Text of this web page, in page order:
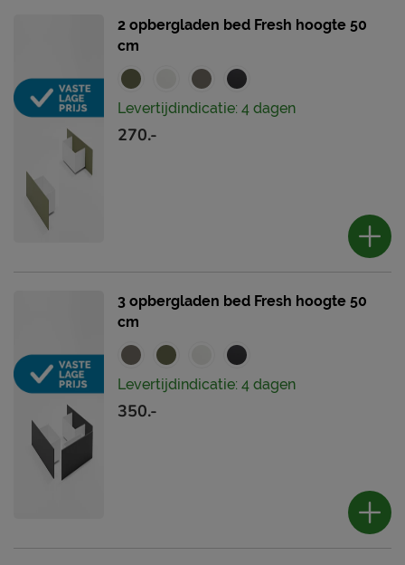
2 opbergladen bed Fresh hoogte 50
cm
Levertijdindicatie: 4 dagen
270.-
3 opbergladen bed Fresh hoogte 50
cm
Levertijdindicatie: 4 dagen
350.-